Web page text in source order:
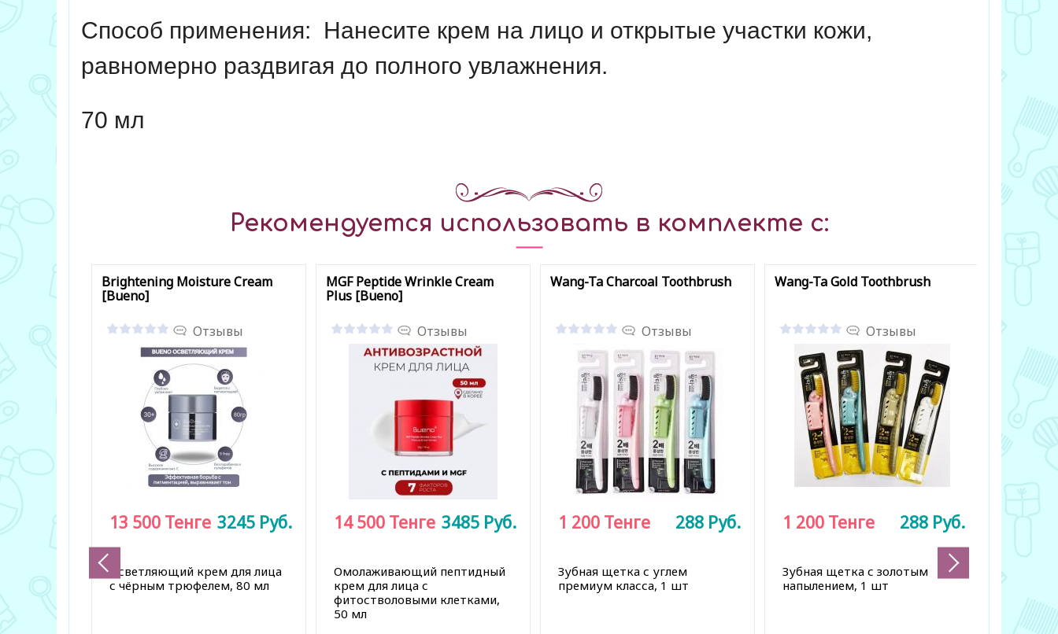
Способ применения:
Нанесите крем на лицо и открытые участки кожи,
равномерно раздвигая до полного увлажнения.
70 мл
Рекомендуется использовать в комплекте с:
Brightening Moisture Cream
[Bueno]
Отзывы
Осветляющий крем для лица
с чёрным трюфелем, 80 мл
13 500 Тенге 3245 Руб.
MGF Peptide Wrinkle Cream
Plus [Bueno]
Отзывы
Омолаживающий пептидный
крем для лица с
фитостволовыми клетками,
50 мл
14 500 Тенге 3485 Руб.
Wang-Ta Charcoal Toothbrush
Отзывы
Зубная щетка с углем
премиум класса, 1 шт
1 200 Тенге 288 Руб.
Wang-Ta Gold Toothbrush
Отзывы
Зубная щетка с золотым
напылением, 1 шт
1 200 Тенге 288 Руб.